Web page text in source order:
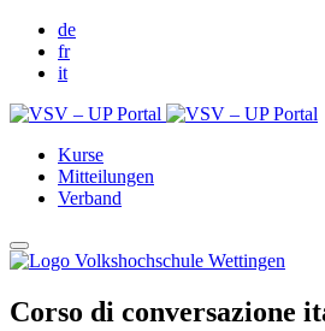
de
fr
it
Kurse
Mitteilungen
Verband
Corso di conversazione